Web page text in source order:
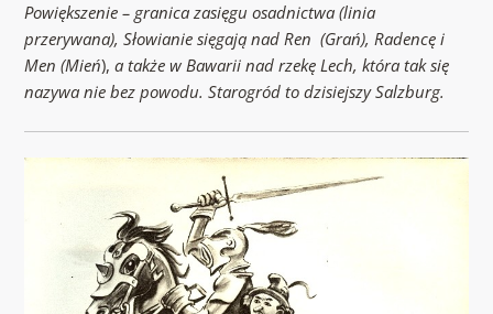
Powiększenie – granica zasięgu osadnictwa (linia
przerywana), Słowianie sięgają nad Ren (Grań), Radencę i
Men (Mień), a także w Bawarii nad rzekę Lech, która tak się
nazywa nie bez powodu. Starogród to dzisiejszy Salzburg.